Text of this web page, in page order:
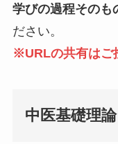
学びの過程そのも
ださい。
※URLの共有はご
中医基礎理論